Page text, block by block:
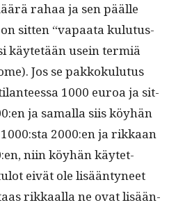
rahaa ja sen päälle
sit­ten “vapaa­ta kulu­tus­
käytetään usein ter­miä
Jos se pakkoku­lu­tus
1000 euroa ja sit­
ja samal­la siis köy­hän
2000:en ja rikkaan
niin köy­hän käytet­
eivät ole lisään­tyneet
rikkaal­la ne ovat lisään­